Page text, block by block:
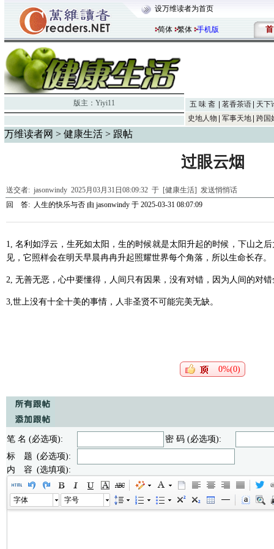
设万维读者为首页
简体 繁体 手机版 首
版主： Yiyi11 五 味 斋 茗香茶语
天下
史地人物
军事天地 跨国
万维读者网 > 健康生活 > 跟帖
过眼云烟
送交者: jasonwindy 2025月03月31日08:09:32 于 [健康生活] 发送悄悄话
回 答: 人生的快乐与否 由 jasonwindy 于 2025-03-31 08:07:09
1, 名利如浮云，生死如太阳，生的时候就是太阳升起的时候，下山之
见，它照样会在明天早晨冉冉升起照耀世界每个角落，所以生命长存。
2, 无善无恶，心中要懂得，人间只有因果，没有对错，因为人间的对
3,世上没有十全十美的事情，人非圣贤不可能完美无缺。
0%(0)
笔 名 (必选项):
密 码 (必选项):
标 题 (必选项):
内 容 (选填项):
字体 字号